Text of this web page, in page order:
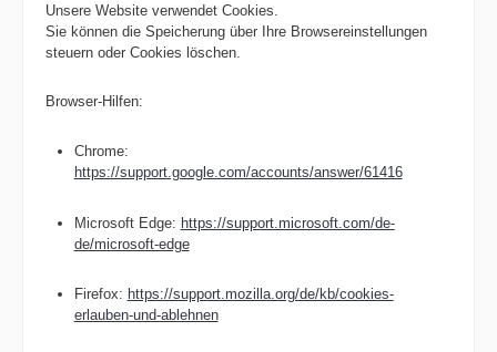
Unsere Website verwendet Cookies.
Sie können die Speicherung über Ihre Browsereinstellungen
steuern oder Cookies löschen.
Browser-Hilfen:
Chrome:
https://support.google.com/accounts/answer/61416
Microsoft Edge: https://support.microsoft.com/de-
de/microsoft-edge
Firefox: https://support.mozilla.org/de/kb/cookies-
erlauben-und-ablehnen